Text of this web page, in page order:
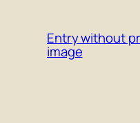
Entry without
image